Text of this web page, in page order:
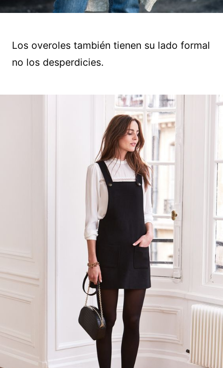
Los overoles también tienen su lado formal
no los desperdicies.